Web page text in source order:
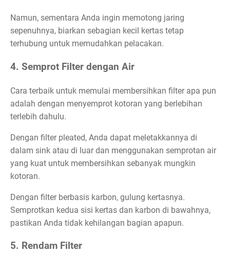
Namun, sementara Anda ingin memotong jaring
sepenuhnya, biarkan sebagian kecil kertas tetap
terhubung untuk memudahkan pelacakan.
4. Semprot Filter dengan Air
Cara terbaik untuk memulai membersihkan filter apa pun
adalah dengan menyemprot kotoran yang berlebihan
terlebih dahulu.
Dengan filter pleated, Anda dapat meletakkannya di
dalam sink atau di luar dan menggunakan semprotan air
yang kuat untuk membersihkan sebanyak mungkin
kotoran.
Dengan filter berbasis karbon, gulung kertasnya.
Semprotkan kedua sisi kertas dan karbon di bawahnya,
pastikan Anda tidak kehilangan bagian apapun.
5. Rendam Filter